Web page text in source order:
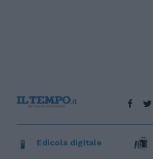
Edicola digitale